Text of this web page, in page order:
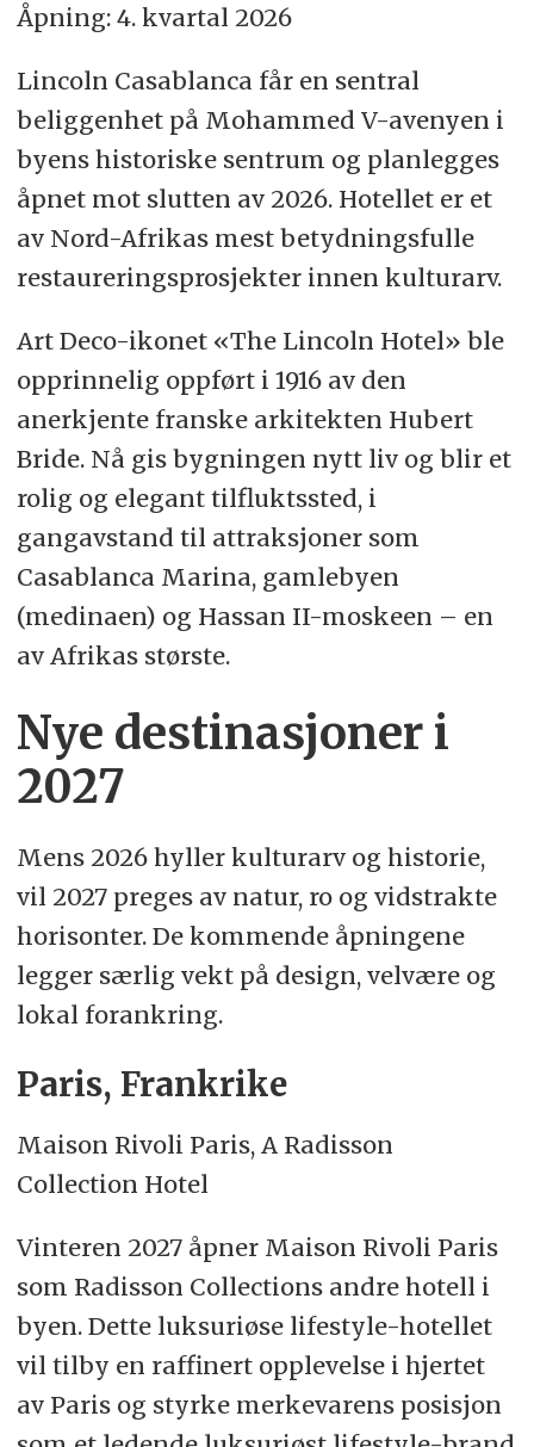
Åpning: 4. kvartal 2026
Lincoln Casablanca får en sentral
beliggenhet på Mohammed V-avenyen i
byens historiske sentrum og planlegges
åpnet mot slutten av 2026. Hotellet er et
av Nord-Afrikas mest betydningsfulle
restaureringsprosjekter innen kulturarv.
Art Deco-ikonet «The Lincoln Hotel» ble
opprinnelig oppført i 1916 av den
anerkjente franske arkitekten Hubert
Bride. Nå gis bygningen nytt liv og blir et
rolig og elegant tilfluktssted, i
gangavstand til attraksjoner som
Casablanca Marina, gamlebyen
(medinaen) og Hassan II-moskeen – en
av Afrikas største.
Nye destinasjoner i
2027
Mens 2026 hyller kulturarv og historie,
vil 2027 preges av natur, ro og vidstrakte
horisonter. De kommende åpningene
legger særlig vekt på design, velvære og
lokal forankring.
Paris, Frankrike
Maison Rivoli Paris, A Radisson
Collection Hotel
Vinteren 2027 åpner Maison Rivoli Paris
som Radisson Collections andre hotell i
byen. Dette luksuriøse lifestyle-hotellet
vil tilby en raffinert opplevelse i hjertet
av Paris og styrke merkevarens posisjon